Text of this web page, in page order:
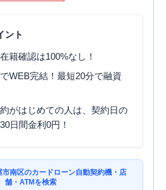
ント
籍確認は100%なし！
WEB完結！最短20分で融資
がはじめての人は、契約日の
日間金利0円！
市南区のカードローン自動契約機・店
舗・ATMを検索